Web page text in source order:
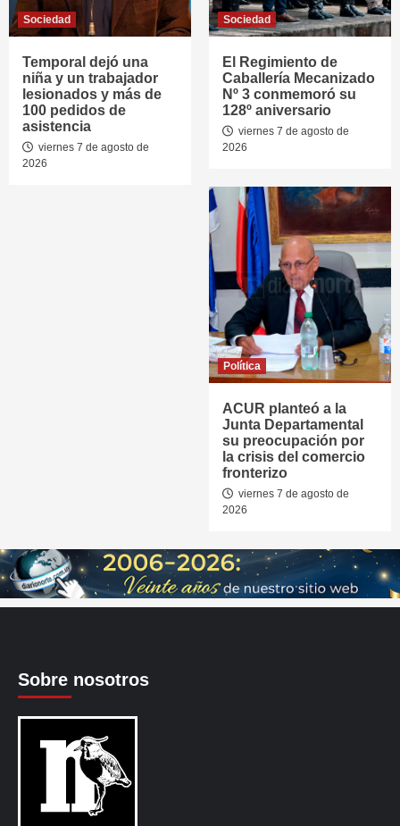
Sociedad
Temporal dejó una
niña y un trabajador
lesionados y más de
100 pedidos de
asistencia
viernes 7 de agosto de
2026
Sociedad
El Regimiento de
Caballería Mecanizado
Nº 3 conmemoró su
128º aniversario
viernes 7 de agosto de
2026
Política
ACUR planteó a la
Junta Departamental
su preocupación por
la crisis del comercio
fronterizo
viernes 7 de agosto de
2026
Sobre nosotros